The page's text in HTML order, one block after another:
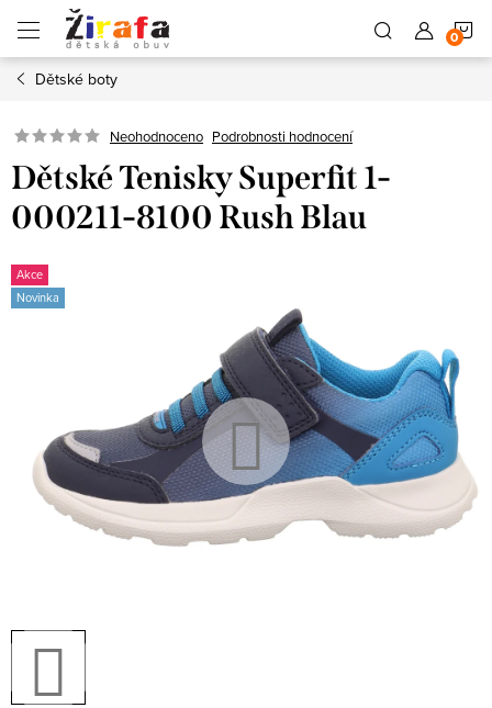
obsah
Dětské boty
Neohodnoceno Podrobnosti hodnocení
Dětské Tenisky Superfit 1-
000211-8100 Rush Blau
Akce
Novinka